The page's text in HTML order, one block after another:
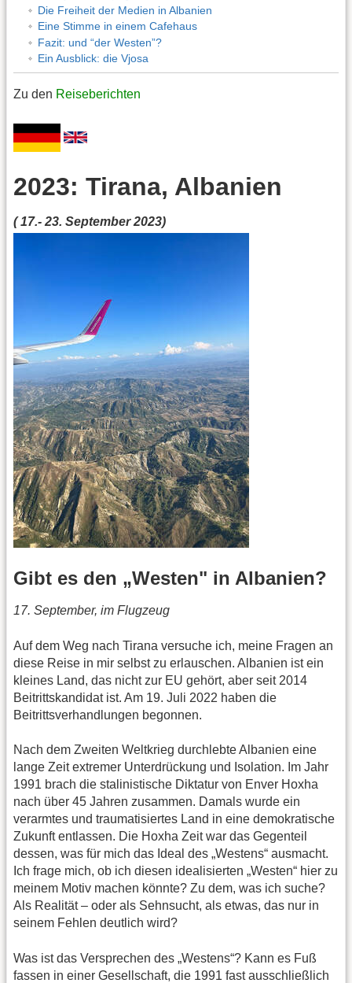
Die Freiheit der Medien in Albanien
Eine Stimme in einem Cafehaus
Fazit: und “der Westen”?
Ein Ausblick: die Vjosa
Zu den Reiseberichten
2023: Tirana, Albanien
( 17.- 23. September 2023)
Gibt es den „Westen" in Albanien?
17. September, im Flugzeug
Auf dem Weg nach Tirana versuche ich, meine Fragen an
diese Reise in mir selbst zu erlauschen. Albanien ist ein
kleines Land, das nicht zur EU gehört, aber seit 2014
Beitrittskandidat ist. Am 19. Juli 2022 haben die
Beitrittsverhandlungen begonnen.
Nach dem Zweiten Weltkrieg durchlebte Albanien eine
lange Zeit extremer Unterdrückung und Isolation. Im Jahr
1991 brach die stalinistische Diktatur von Enver Hoxha
nach über 45 Jahren zusammen. Damals wurde ein
verarmtes und traumatisiertes Land in eine demokratische
Zukunft entlassen. Die Hoxha Zeit war das Gegenteil
dessen, was für mich das Ideal des „Westens“ ausmacht.
Ich frage mich, ob ich diesen idealisierten „Westen“ hier zu
meinem Motiv machen könnte? Zu dem, was ich suche?
Als Realität – oder als Sehnsucht, als etwas, das nur in
seinem Fehlen deutlich wird?
Was ist das Versprechen des „Westens“? Kann es Fuß
fassen in einer Gesellschaft, die 1991 fast ausschließlich